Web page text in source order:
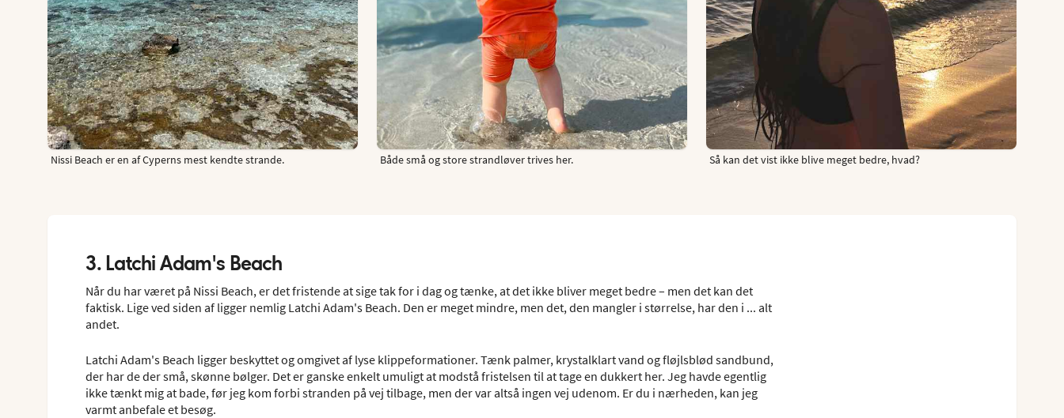
Nissi Beach er en af Cyperns mest kendte strande. Både små og store strandløver trives her. Så kan det vist ikke blive meget bedre, hvad?
3. Latchi Adam's Beach
Når du har været på Nissi Beach, er det fristende at sige tak for i dag og tænke, at det ikke bliver meget bedre – men det kan det
faktisk. Lige ved siden af ligger nemlig Latchi Adam's Beach. Den er meget mindre, men det, den mangler i størrelse, har den i ... alt
andet.
Latchi Adam's Beach ligger beskyttet og omgivet af lyse klippeformationer. Tænk palmer, krystalklart vand og fløjlsblød sandbund,
der har de der små, skønne bølger. Det er ganske enkelt umuligt at modstå fristelsen til at tage en dukkert her. Jeg havde egentlig
ikke tænkt mig at bade, før jeg kom forbi stranden på vej tilbage, men der var altså ingen vej udenom. Er du i nærheden, kan jeg
varmt anbefale et besøg.